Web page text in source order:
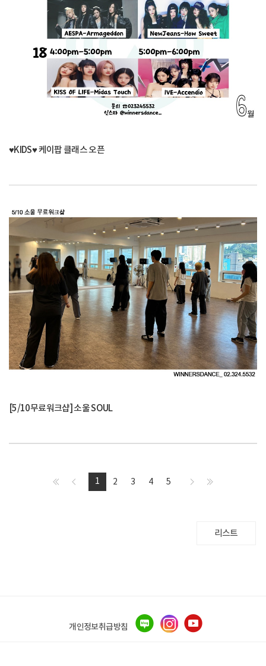
♥KIDS♥ 케이팝 클래스 오픈
[5/10무료워크샵] 소울 SOUL
1 2 3 4 5
리스트
개인정보취급방침